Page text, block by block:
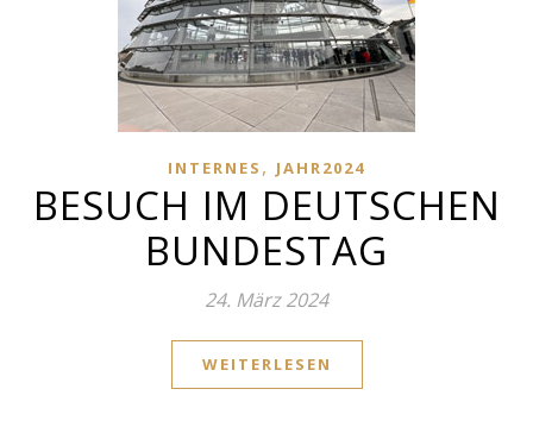
INTERNES , JAHR2024
BESUCH IM DEUTSCHEN
BUNDESTAG
24. März 2024
WEITERLESEN